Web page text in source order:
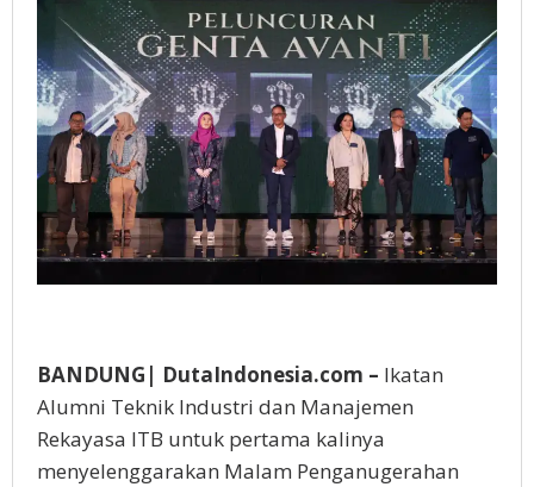
BANDUNG| DutaIndonesia.com – Ikatan
Alumni Teknik Industri dan Manajemen
Rekayasa ITB untuk pertama kalinya
menyelenggarakan Malam Penganugerahan